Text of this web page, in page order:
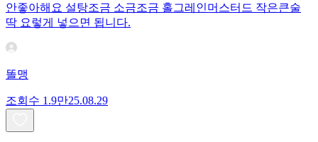
안좋아해요 설탕조금 소금조금 홀그레인머스터드 작은큰술
딱 요렇게 넣으면 됩니다.
똘맹
조회수 1.9만25.08.29